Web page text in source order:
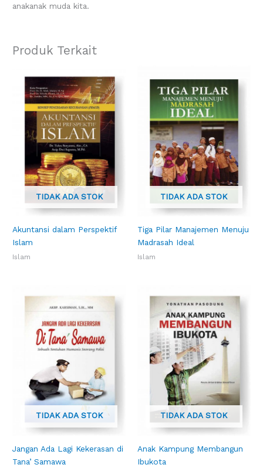
anakanak muda kita.
Produk Terkait
TIDAK ADA STOK
Akuntansi dalam Perspektif
Islam
Islam
TIDAK ADA STOK
Tiga Pilar Manajemen Menuju
Madrasah Ideal
Islam
TIDAK ADA STOK
Jangan Ada Lagi Kekerasan di
Tana’ Samawa
TIDAK ADA STOK
Anak Kampung Membangun
Ibukota